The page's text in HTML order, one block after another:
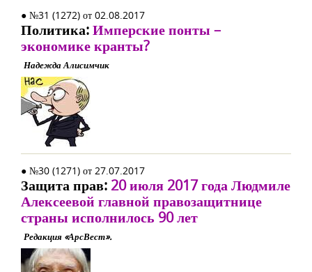
● №31 (1272) от 02.08.2017
Политика:Имперские понты –
экономике кранты?
Надежда Алисимчик
● №30 (1271) от 27.07.2017
Защита прав: 20 июля 2017 года Людмиле
Алексеевой главной правозащитнице
страны исполнилось 90 лет
Редакция «АрсВест».